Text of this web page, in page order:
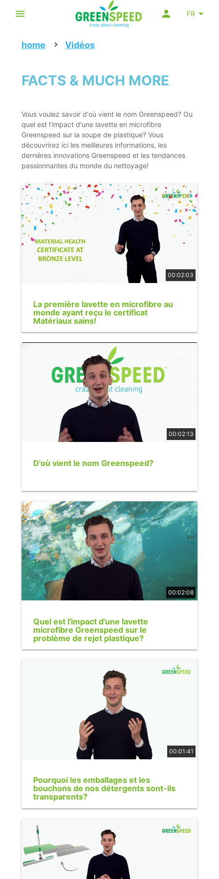
FR
home Vidéos
FACTS & MUCH MORE
Vous voulez savoir d'où vient le nom Greenspeed? Ou
quel est l'impact d'une lavette en microfibre
Greenspeed sur la soupe de plastique? Vous
découvrirez ici les meilleures informations, les
dernières innovations Greenspeed et les tendances
passionnantes du monde du nettoyage!
00:02:03
La première lavette en microfibre au
monde ayant reçu le certificat
Matériaux sains!
00:02:13
D'où vient le nom Greenspeed?
00:02:08
Quel est l'impact d'une lavette
microfibre Greenspeed sur le
problème de rejet plastique?
00:01:41
Pourquoi les emballages et les
bouchons de nos détergents sont-ils
transparents?